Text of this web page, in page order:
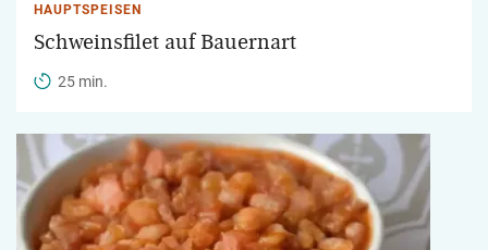
HAUPTSPEISEN
Schweinsfilet auf Bauernart
25 min.